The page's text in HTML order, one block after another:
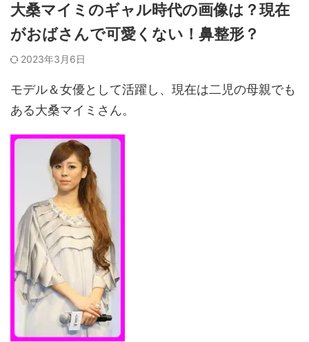
大桑マイミのギャル時代の画像は？現在
がおばさんで可愛くない！鼻整形？
2023年3月6日
モデル＆女優として活躍し、現在は二児の母親でも
ある大桑マイミさん。